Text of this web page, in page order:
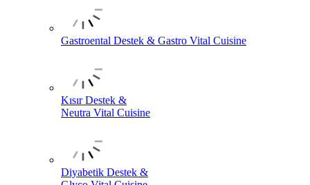
Gastroental Destek & Gastro Vital Cuisine
Kısır Destek &
Neutra Vital Cuisine
Diyabetik Destek &